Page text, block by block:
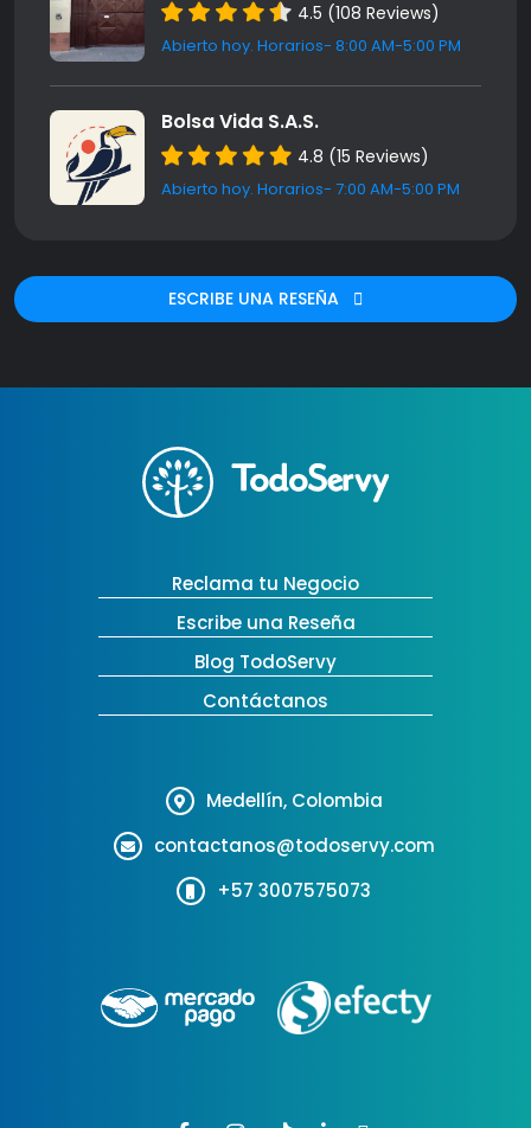
4.5 (108 Reviews)
Abierto hoy. Horarios- 8:00 AM-5:00 PM
Bolsa Vida S.A.S.
4.8 (15 Reviews)
Abierto hoy. Horarios- 7:00 AM-5:00 PM
ESCRIBE UNA RESEÑA
Reclama tu Negocio
Escribe una Reseña
Blog TodoServy
Contáctanos
Medellín, Colombia
contactanos@todoservy.com
+57 3007575073